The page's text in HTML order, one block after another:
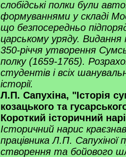
слобідські полки були
формуваннями у складі
що безпосередньо
царському уряду. Видання
350-річчя утворення
полку (1659-1765).
студентів і всіх
історії.
Л.П. Сапухіна, "Історія
козацького та
Короткий історичний
Історичний нарис
працівника Л.П. Сапухіної
створення та бойового